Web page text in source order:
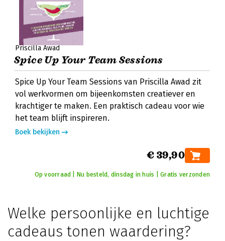
Priscilla Awad
Spice Up Your Team Sessions
Spice Up Your Team Sessions van Priscilla Awad zit
vol werkvormen om bijeenkomsten creatiever en
krachtiger te maken. Een praktisch cadeau voor wie
het team blijft inspireren.
Boek bekijken
€ 39,90
Op voorraad | Nu besteld, dinsdag in huis | Gratis verzonden
Welke persoonlijke en luchtige
cadeaus tonen waardering?